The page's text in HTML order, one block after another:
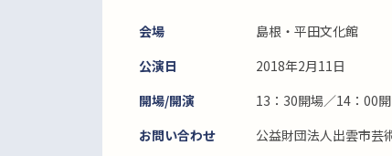
会場
島根・平田文化館
公演日
2018年2月11日
開場/開演
13：30開場／14：00
お問い合わせ
公益財団法人出雲市芸